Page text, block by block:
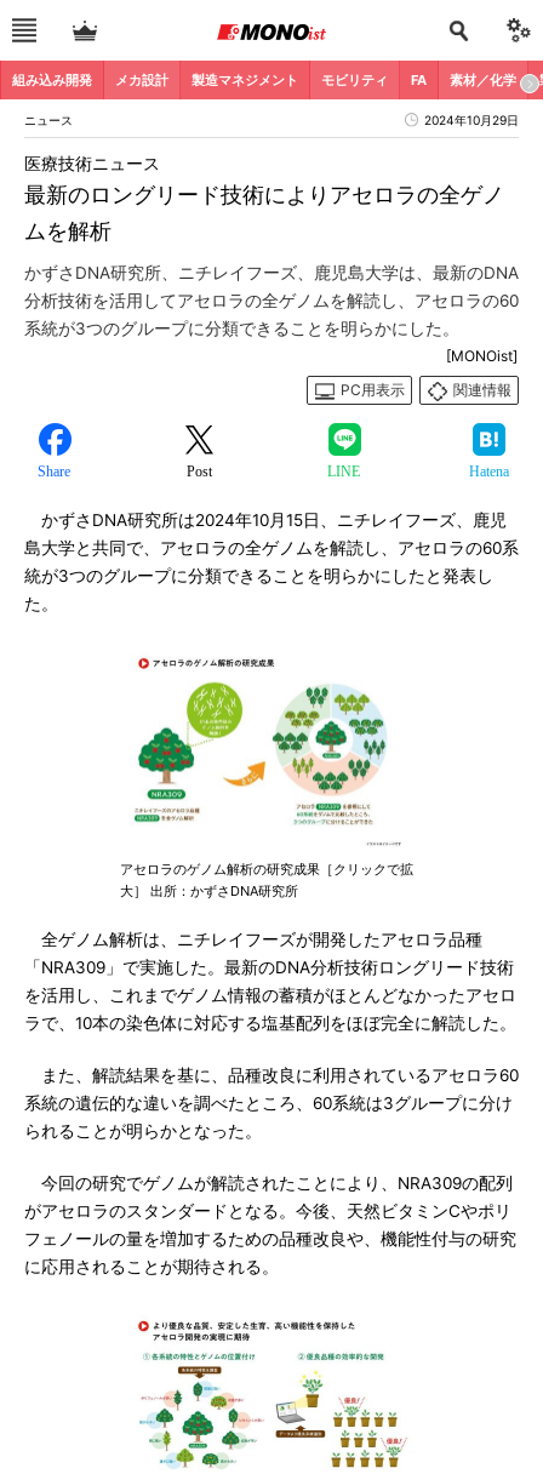
組み込み開発 メカ設計 製造マネジメント モビリティ FA 素材／化学
ニュース 2024年10月29日
最新のロングリード技術によりアセロラの全ゲノ
ムを解析
医療技術ニュース
かずさDNA研究所、ニチレイフーズ、鹿児島大学は、最新のDNA
分析技術を活用してアセロラの全ゲノムを解読し、アセロラの60
系統が3つのグループに分類できることを明らかにした。
[MONOist]
PC用表示
関連情報
Share Post LINE Hatena
かずさDNA研究所は2024年10月15日、ニチレイフーズ、鹿児
島大学と共同で、アセロラの全ゲノムを解読し、アセロラの60系
統が3つのグループに分類できることを明らかにしたと発表し
た。
アセロラのゲノム解析の研究成果［クリックで拡
大］ 出所：かずさDNA研究所
全ゲノム解析は、ニチレイフーズが開発したアセロラ品種
「NRA309」で実施した。最新のDNA分析技術ロングリード技術
を活用し、これまでゲノム情報の蓄積がほとんどなかったアセロ
ラで、10本の染色体に対応する塩基配列をほぼ完全に解読した。
また、解読結果を基に、品種改良に利用されているアセロラ60
系統の遺伝的な違いを調べたところ、60系統は3グループに分け
られることが明らかとなった。
今回の研究でゲノムが解読されたことにより、NRA309の配列
がアセロラのスタンダードとなる。今後、天然ビタミンCやポリ
フェノールの量を増加するための品種改良や、機能性付与の研究
に応用されることが期待される。